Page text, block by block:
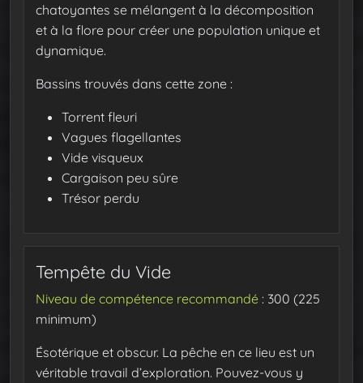
chatoyantes se mélangent à la décomposition
et à la flore pour créer une population unique et
dynamique.
Bassins trouvés dans cette zone :
Torrent fleuri
Vagues flagellantes
Vide visqueux
Cargaison peu sûre
Trésor perdu
Tempête du Vide
Niveau de compétence recommandé : 300 (225
minimum)
Ésotérique et obscur. La pêche en ce lieu est un
véritable travail d’exploration. Pouvez-vous y